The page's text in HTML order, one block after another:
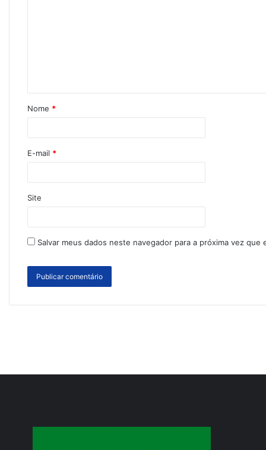
Nome *
E-mail *
Site
Salvar meus dados neste navegador para a próxima vez que